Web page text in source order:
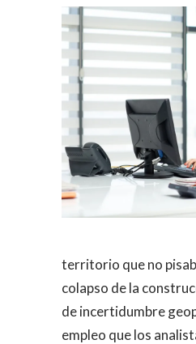
territorio que no
colapso de la
de incertidumbre
empleo que los